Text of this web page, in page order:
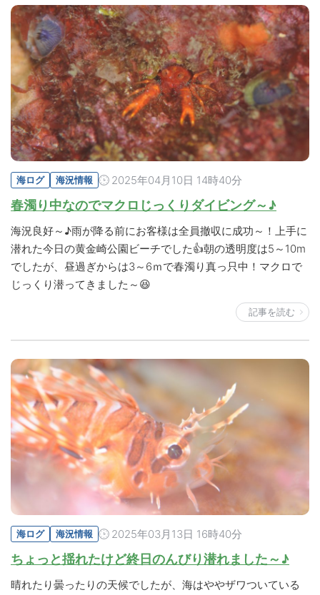
海ログ 海況情報 2025年04月10日 14時40分
春濁り中なのでマクロじっくりダイビング～♪
海況良好～♪雨が降る前にお客様は全員撤収に成功～！上手に
潜れた今日の黄金崎公園ビーチでした👍朝の透明度は5～10m
でしたが、昼過ぎからは3～6ｍで春濁り真っ只中！マクロで
じっくり潜ってきました～😆
記事を読む
海ログ 海況情報 2025年03月13日 16時40分
ちょっと揺れたけど終日のんびり潜れました～♪
晴れたり曇ったりの天候でしたが、海はややザワついている